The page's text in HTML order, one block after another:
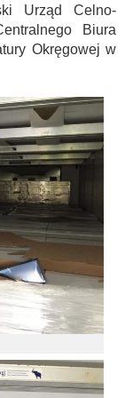
Urząd Celno-
Biura
Okręgowej w